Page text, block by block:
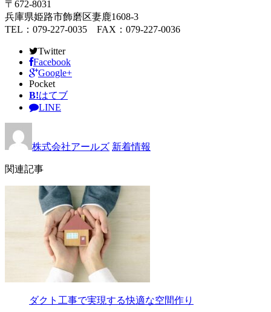
〒672-8031
兵庫県姫路市飾磨区妻鹿1608-3
TEL：079-227-0035 FAX：079-227-0036
Twitter
Facebook
Google+
Pocket
B!はてブ
LINE
株式会社アールズ 新着情報
関連記事
ダクト工事で実現する快適な空間作り